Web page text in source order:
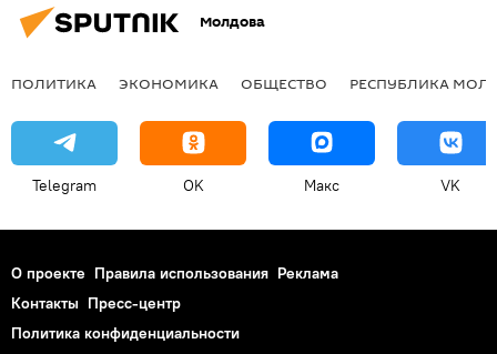
Молдова
ПОЛИТИКА ЭКОНОМИКА ОБЩЕСТВО РЕСПУБЛИКА
Telegram OK Макс VK
О проекте Правила использования Реклама
Контакты Пресс-центр
Политика конфиденциальности